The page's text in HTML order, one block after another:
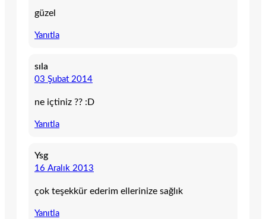
güzel
Yanıtla
sıla
03 Şubat 2014
ne içtiniz ?? :D
Yanıtla
Ysg
16 Aralık 2013
çok teşekkür ederim ellerinize sağlık
Yanıtla